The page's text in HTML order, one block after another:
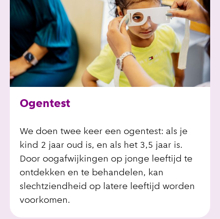
Ogentest
We doen twee keer een ogentest: als je
kind 2 jaar oud is, en als het 3,5 jaar is.
Door oogafwijkingen op jonge leeftijd te
ontdekken en te behandelen, kan
slechtziendheid op latere leeftijd worden
voorkomen.